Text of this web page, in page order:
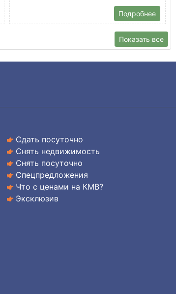
Подробнее
Показать все
Сдать посуточно
Снять недвижимость
Снять посуточно
Спецпредложения
Что с ценами на КМВ?
Эксклюзив